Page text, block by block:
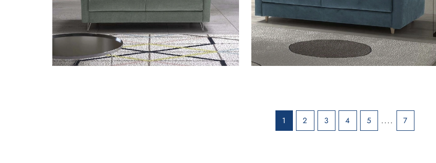
1 2 3 4 5 .... 7